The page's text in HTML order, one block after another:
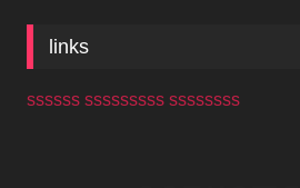
links
ssssss sssssssss ssssssss